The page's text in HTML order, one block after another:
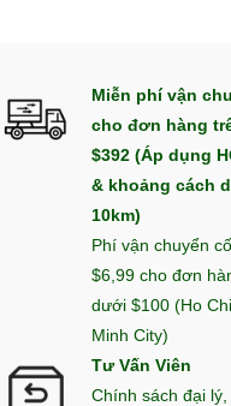
Miễn phí vận
cho đơn hàng
$392 (Áp dụng
& khoảng cách
10km)
Phí vận chuyển
$6,99 cho đơn
dưới $100 (Ho Chi
Minh City)
Tư Vấn Viên
Chính sách đại lý,